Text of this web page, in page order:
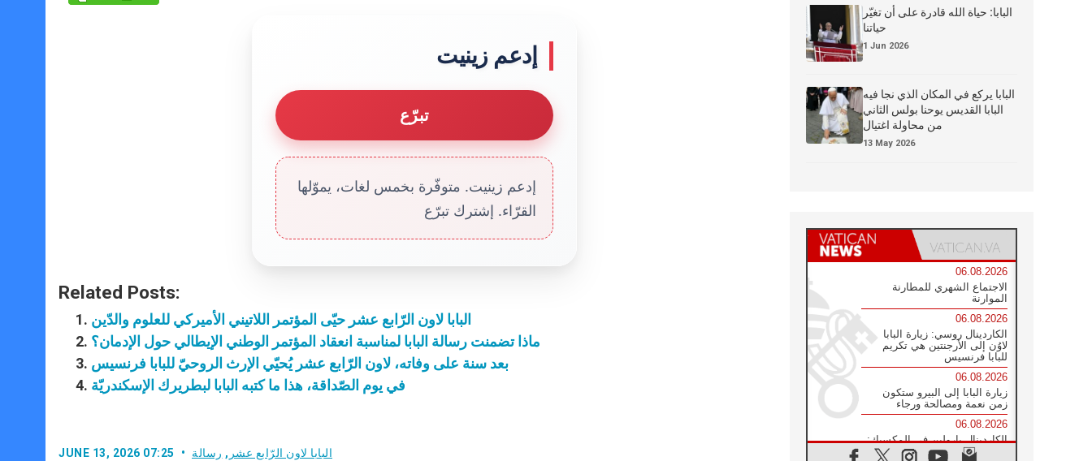
إدعم زينيت
تبرّع
إدعم زينيت. متوفّرة بخمس لغات، يموّلها
القرّاء. إشترك تبرّع
Related Posts:
البابا لاون الرّابع عشر حيّى المؤتمر اللاتيني الأميركي للعلوم والدّين
ماذا تضمنت رسالة البابا لمناسبة انعقاد المؤتمر الوطني الإيطالي حول الإدمان؟
بعد سنة على وفاته، لاون الرّابع عشر يُحيّي الإرث الروحيّ للبابا فرنسيس
في يوم الصّداقة، هذا ما كتبه البابا لبطريرك الإسكندريّة
JUNE 13, 2026 07:25 البابا لاون الرّابع عشر , رسالة
البابا: حياة الله قادرة على أن تغيّر
حياتنا
1 Jun 2026
البابا يركع في المكان الذي نجا فيه
البابا القديس يوحنا بولس الثاني
من محاولة اغتيال
13 May 2026
06.08.2026
الاجتماع الشهري للمطارنة
الموارنة
06.08.2026
الكاردينال روسي: زيارة البابا
لاوُن إلى الأرجنتين هي تكريم
للبابا فرنسيس
06.08.2026
زيارة البابا إلى البيرو ستكون
زمن نعمة ومصالحة ورجاء
06.08.2026
الكاردينال بارولين في المكسيك:
علينا أن نكون حاضرين إلى جانب